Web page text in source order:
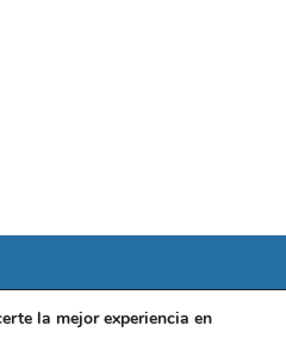
la mejor experiencia en